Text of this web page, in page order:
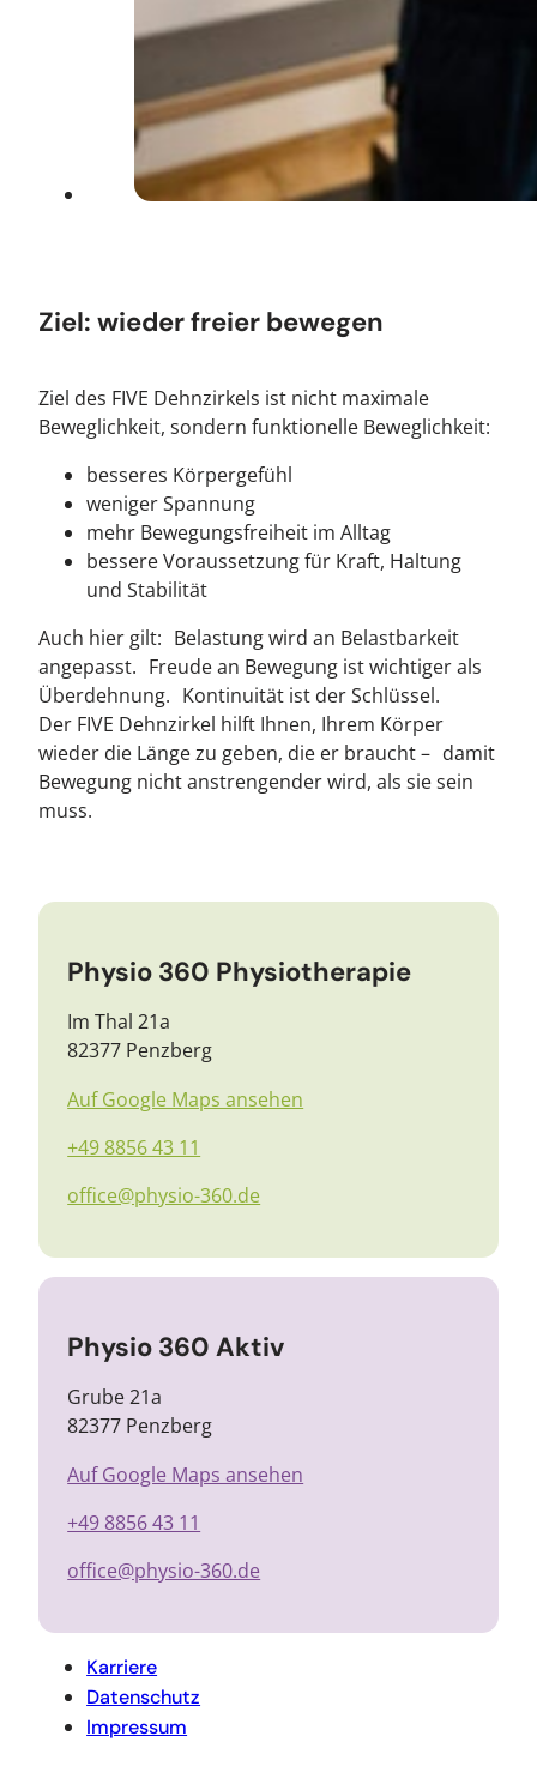
Ziel: wieder freier bewegen
Ziel des FIVE Dehnzirkels ist nicht maximale
Beweglichkeit, sondern funktionelle Beweglichkeit:
besseres Körpergefühl
weniger Spannung
mehr Bewegungsfreiheit im Alltag
bessere Voraussetzung für Kraft, Haltung
und Stabilität
Auch hier gilt: Belastung wird an Belastbarkeit
angepasst. Freude an Bewegung ist wichtiger als
Überdehnung. Kontinuität ist der Schlüssel.
Der FIVE Dehnzirkel hilft Ihnen, Ihrem Körper
wieder die Länge zu geben, die er braucht – damit
Bewegung nicht anstrengender wird, als sie sein
muss.
Physio 360 Physiotherapie
Im Thal 21a
82377 Penzberg
Auf Google Maps ansehen
+49 8856 43 11
office@physio-360.de
Physio 360 Aktiv
Grube 21a
82377 Penzberg
Auf Google Maps ansehen
+49 8856 43 11
office@physio-360.de
Karriere
Datenschutz
Impressum